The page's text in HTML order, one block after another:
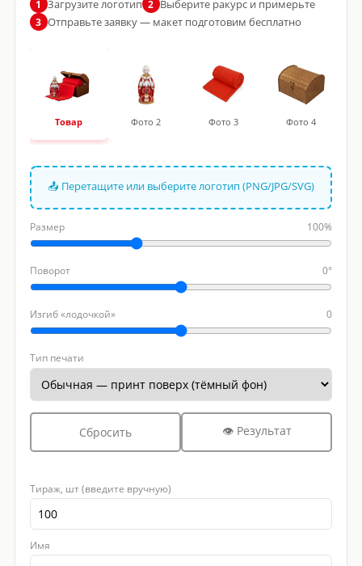
1 Загрузите логотип 2 Выберите ракурс и примерьте
3 Отправьте заявку — макет подготовим бесплатно
Товар Фото 2 Фото 3 Фото 4
📤 Перетащите или выберите логотип (PNG/JPG/SVG)
Размер 100%
Поворот 0°
Изгиб «лодочкой» 0
Тип печати
Сбросить 👁 Результат
Тираж, шт (введите вручную)
Имя